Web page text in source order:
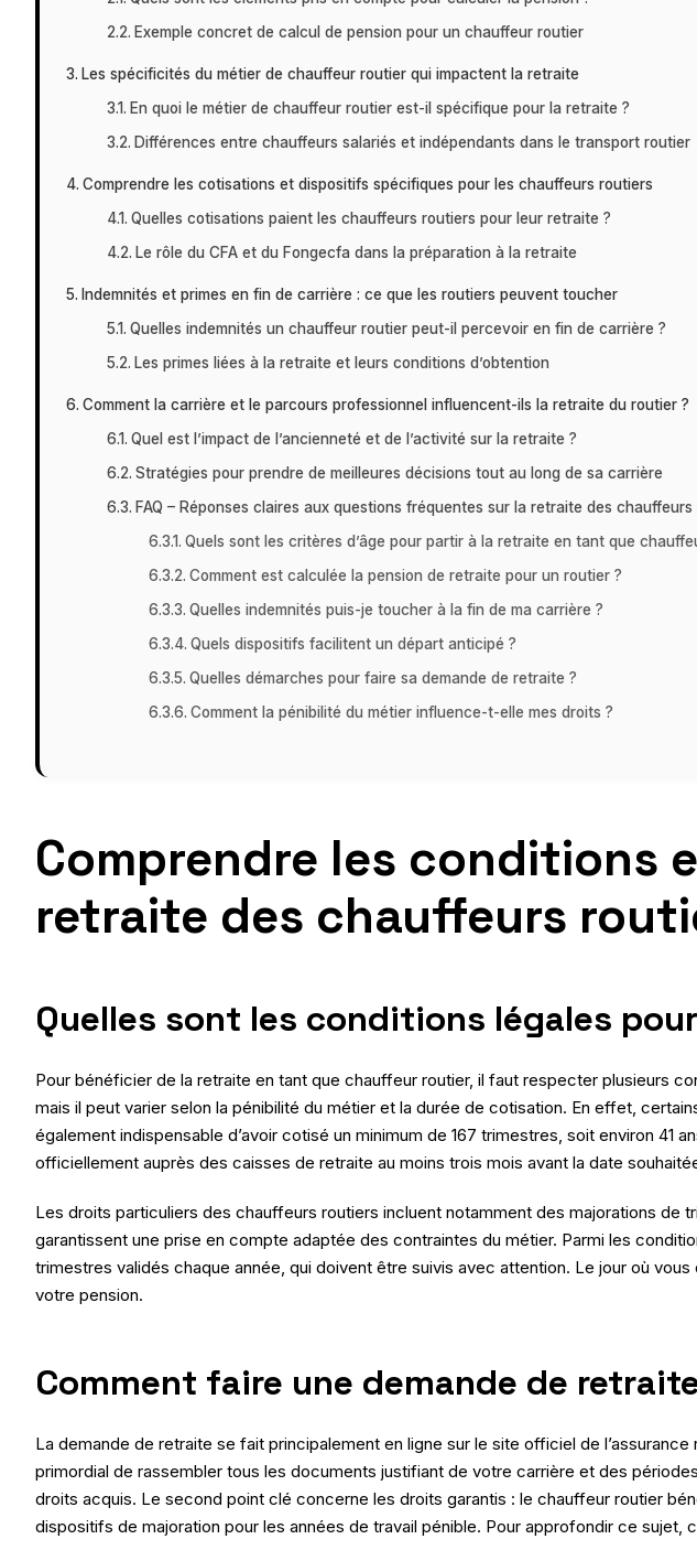
Exemple concret de calcul de pension pour un chauffeur routier
Les spécificités du métier de chauffeur routier qui impactent la retraite
En quoi le métier de chauffeur routier est-il spécifique pour la retraite ?
Différences entre chauffeurs salariés et indépendants dans le transport routier
Comprendre les cotisations et dispositifs spécifiques pour les chauffeurs routiers
Quelles cotisations paient les chauffeurs routiers pour leur retraite ?
Le rôle du CFA et du Fongecfa dans la préparation à la retraite
Indemnités et primes en fin de carrière : ce que les routiers peuvent toucher
Quelles indemnités un chauffeur routier peut-il percevoir en fin de carrière ?
Les primes liées à la retraite et leurs conditions d’obtention
Comment la carrière et le parcours professionnel influencent-ils la retraite du routier ?
Quel est l’impact de l’ancienneté et de l’activité sur la retraite ?
Stratégies pour prendre de meilleures décisions tout au long de sa carrière
FAQ – Réponses claires aux questions fréquentes sur la retraite des chauffeurs
Quels sont les critères d’âge pour partir à la retraite en tant que
Comment est calculée la pension de retraite pour un routier ?
Quelles indemnités puis-je toucher à la fin de ma carrière ?
Quels dispositifs facilitent un départ anticipé ?
Quelles démarches pour faire sa demande de retraite ?
Comment la pénibilité du métier influence-t-elle mes droits ?
Comprendre les conditions
retraite des chauffeurs
Quelles sont les conditions légales
Pour bénéficier de la retraite en tant que chauffeur routier, il faut respecter plusieurs
mais il peut varier selon la pénibilité du métier et la durée de cotisation. En effet,
également indispensable d’avoir cotisé un minimum de 167 trimestres, soit environ
officiellement auprès des caisses de retraite au moins trois mois avant la date
Les droits particuliers des chauffeurs routiers incluent notamment des majorations
garantissent une prise en compte adaptée des contraintes du métier. Parmi les
trimestres validés chaque année, qui doivent être suivis avec attention. Le jour où
votre pension.
Comment faire une demande de
La demande de retraite se fait principalement en ligne sur le site officiel de
primordial de rassembler tous les documents justifiant de votre carrière et des
droits acquis. Le second point clé concerne les droits garantis : le chauffeur routier
dispositifs de majoration pour les années de travail pénible. Pour approfondir ce sujet,